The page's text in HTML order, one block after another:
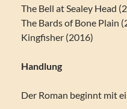
The Bell at Sealey Head
The Bards of Bone Plain
Kingfisher (2016)
Handlung
Der Roman beginnt mit